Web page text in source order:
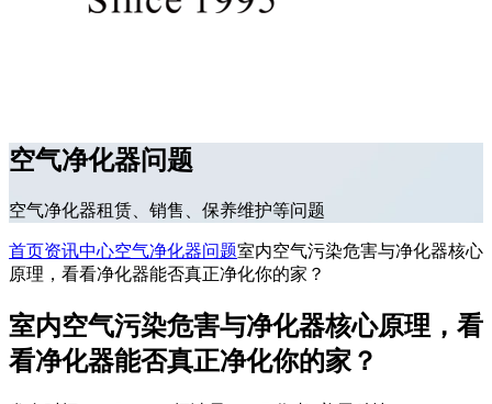
空气净化器问题
空气净化器租赁、销售、保养维护等问题
首页资讯中心空气净化器问题室内空气污染危害与净化器核心
原理，看看净化器能否真正净化你的家？
室内空气污染危害与净化器核心原理，看
看净化器能否真正净化你的家？